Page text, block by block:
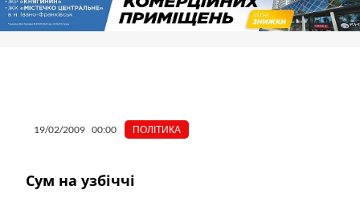
19/02/2009 00:00 ПОЛІТИКА
Сум на узбіччі